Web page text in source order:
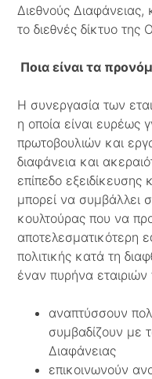
Διεθνούς Διαφάνειας,
το διεθνές δίκτυο της
Ποια είναι τα
Η συνεργασία των
η οποία είναι ευρέως
πρωτοβουλιών και
διαφάνεια και
επίπεδο εξειδίκευσης
μπορεί να συμβάλλει
κουλτούρας που να
αποτελεσματικότερη
πολιτικής κατά τη
έναν πυρήνα εταιριών
αναπτύσσουν
συμβαδίζουν με
Διαφάνειας
επικοινωνούν